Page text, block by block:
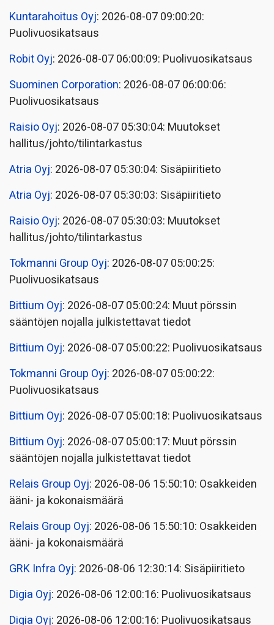
Kuntarahoitus Oyj: 2026-08-07 09:00:20:
Puolivuosikatsaus
Robit Oyj: 2026-08-07 06:00:09: Puolivuosikatsaus
Suominen Corporation: 2026-08-07 06:00:06:
Puolivuosikatsaus
Raisio Oyj: 2026-08-07 05:30:04: Muutokset
hallitus/johto/tilintarkastus
Atria Oyj: 2026-08-07 05:30:04: Sisäpiiritieto
Atria Oyj: 2026-08-07 05:30:03: Sisäpiiritieto
Raisio Oyj: 2026-08-07 05:30:03: Muutokset
hallitus/johto/tilintarkastus
Tokmanni Group Oyj: 2026-08-07 05:00:25:
Puolivuosikatsaus
Bittium Oyj: 2026-08-07 05:00:24: Muut pörssin
sääntöjen nojalla julkistettavat tiedot
Bittium Oyj: 2026-08-07 05:00:22: Puolivuosikatsaus
Tokmanni Group Oyj: 2026-08-07 05:00:22:
Puolivuosikatsaus
Bittium Oyj: 2026-08-07 05:00:18: Puolivuosikatsaus
Bittium Oyj: 2026-08-07 05:00:17: Muut pörssin
sääntöjen nojalla julkistettavat tiedot
Relais Group Oyj: 2026-08-06 15:50:10: Osakkeiden
ääni- ja kokonaismäärä
Relais Group Oyj: 2026-08-06 15:50:10: Osakkeiden
ääni- ja kokonaismäärä
GRK Infra Oyj: 2026-08-06 12:30:14: Sisäpiiritieto
Digia Oyj: 2026-08-06 12:00:16: Puolivuosikatsaus
Digia Oyj: 2026-08-06 12:00:16: Puolivuosikatsaus